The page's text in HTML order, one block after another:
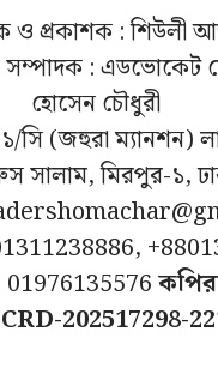
ও প্রকাশক : শিউলী
: এডভোকেট
হোসেন চৌধুরী
সি (জহুরা ম্যানশন)
সালাম, মিরপুর-১,
CRD-202517298-